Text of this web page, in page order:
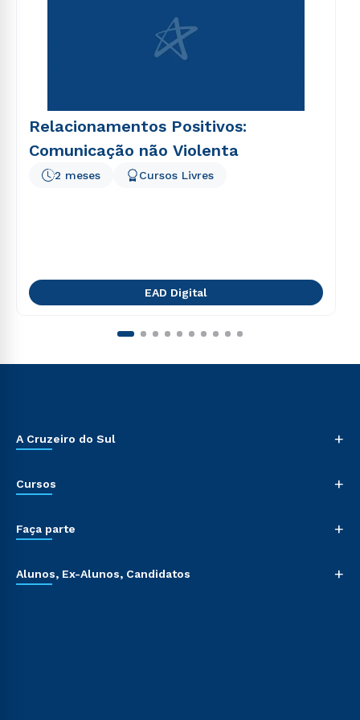
Relacionamentos Positivos:
Comunicação não Violenta
2 meses Cursos Livres
EAD Digital
A Cruzeiro do Sul +
Cursos +
Faça parte +
Alunos, Ex-Alunos, Candidatos +